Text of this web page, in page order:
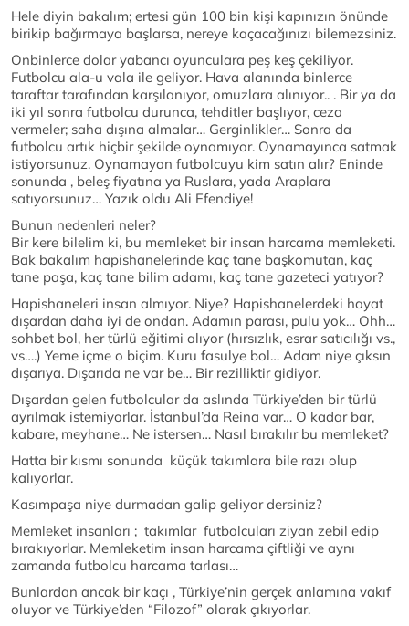
Hele diyin bakalım; ertesi gün 100 bin kişi kapınızın önünde
birikip bağırmaya başlarsa, nereye kaçacağınızı bilemezsiniz.
Onbinlerce dolar yabancı oyunculara peş keş çekiliyor.
Futbolcu ala-u vala ile geliyor. Hava alanında binlerce
taraftar tarafından karşılanıyor, omuzlara alınıyor.. . Bir ya da
iki yıl sonra futbolcu durunca, tehditler başlıyor, ceza
vermeler; saha dışına almalar… Gerginlikler… Sonra da
futbolcu artık hiçbir şekilde oynamıyor. Oynamayınca satmak
istiyorsunuz. Oynamayan futbolcuyu kim satın alır? Eninde
sonunda , beleş fiyatına ya Ruslara, yada Araplara
satıyorsunuz… Yazık oldu Ali Efendiye!
Bunun nedenleri neler?
Bir kere bilelim ki, bu memleket bir insan harcama memleketi.
Bak bakalım hapishanelerinde kaç tane başkomutan, kaç
tane paşa, kaç tane bilim adamı, kaç tane gazeteci yatıyor?
Hapishaneleri insan almıyor. Niye? Hapishanelerdeki hayat
dışardan daha iyi de ondan. Adamın parası, pulu yok… Ohh…
sohbet bol, her türlü eğitimi alıyor (hırsızlık, esrar satıcılığı vs.,
vs….) Yeme içme o biçim. Kuru fasulye bol… Adam niye çıksın
dışarıya. Dışarıda ne var be… Bir rezilliktir gidiyor.
Dışardan gelen futbolcular da aslında Türkiye’den bir türlü
ayrılmak istemiyorlar. İstanbul’da Reina var… O kadar bar,
kabare, meyhane… Ne istersen… Nasıl bırakılır bu memleket?
Hatta bir kısmı sonunda küçük takımlara bile razı olup
kalıyorlar.
Kasımpaşa niye durmadan galip geliyor dersiniz?
Memleket insanları ; takımlar futbolcuları ziyan zebil edip
bırakıyorlar. Memleketim insan harcama çiftliği ve aynı
zamanda futbolcu harcama tarlası…
Bunlardan ancak bir kaçı , Türkiye’nin gerçek anlamına vakıf
oluyor ve Türkiye’den “Filozof” olarak çıkıyorlar.